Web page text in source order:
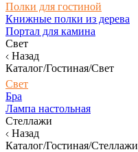
Полки для гостиной
Книжные полки из дерева
Портал для камина
Свет
Назад
Каталог/Гостиная/Свет
Свет
Бра
Лампа настольная
Стеллажи
Назад
Каталог/Гостиная/Стеллажи